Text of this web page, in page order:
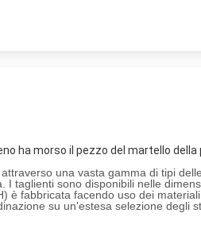
ha morso il pezzo del martello della
una vasta gamma di tipi
taglienti sono disponibili nelle
fabbricata facendo uso dei
su un'estesa selezione degli